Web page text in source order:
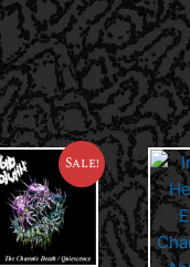
Sale!